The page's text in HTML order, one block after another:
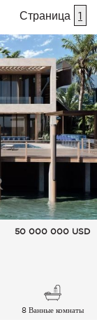
Страница 1
50 000 000 USD
8 Ванные комнаты